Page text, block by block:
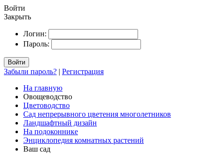
Войти
Закрыть
Логин:
Пароль:
Войти
Забыли пароль? | Регистрация
На главную
Овощеводство
Цветоводство
Сад непрерывного цветения многолетников
Ландшафтный дизайн
На подоконнике
Энциклопедия комнатных растений
Ваш сад